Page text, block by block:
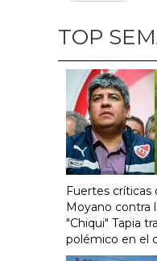
TOP
Fuertes críticas
Moyano contra
"Chiqui" Tapia
polémico en el